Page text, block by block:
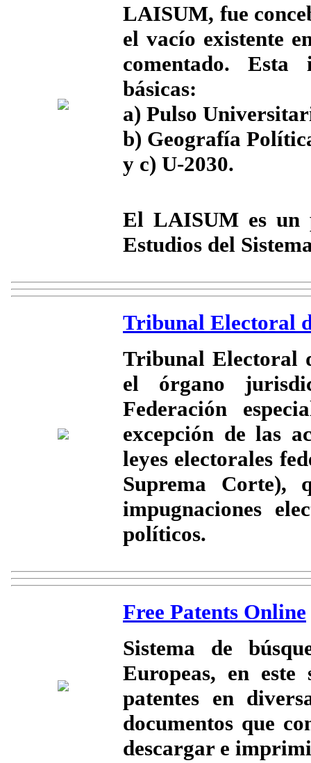
LAISUM, fue
el vacío existente
comentado. Esta
básicas:
a) Pulso
b) Geografía
y c) U-2030.
El LAISUM es un
Estudios del
Tribunal Electoral
Tribunal Electoral
el órgano
Federación
excepción de las
leyes electorales
Suprema Corte),
impugnaciones
políticos.
Free Patents Online
Sistema de
Europeas, en
patentes en
documentos que
descargar e